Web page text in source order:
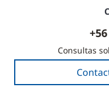
Consultas